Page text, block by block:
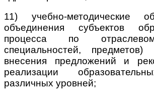
11) учебно-методические
объединения субъектов
процесса по
специальностей, предметов)
внесения предложений и
реализации
различных уровней;